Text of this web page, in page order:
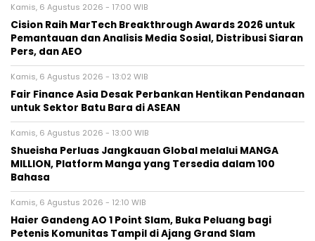
Kamis, 6 Agustus 2026 - 17:00 WIB
Cision Raih MarTech Breakthrough Awards 2026 untuk
Pemantauan dan Analisis Media Sosial, Distribusi Siaran
Pers, dan AEO
Kamis, 6 Agustus 2026 - 13:02 WIB
Fair Finance Asia Desak Perbankan Hentikan Pendanaan
untuk Sektor Batu Bara di ASEAN
Kamis, 6 Agustus 2026 - 13:00 WIB
Shueisha Perluas Jangkauan Global melalui MANGA
MILLION, Platform Manga yang Tersedia dalam 100
Bahasa
Kamis, 6 Agustus 2026 - 12:10 WIB
Haier Gandeng AO 1 Point Slam, Buka Peluang bagi
Petenis Komunitas Tampil di Ajang Grand Slam